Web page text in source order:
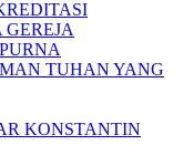
TUHAN YANG
KONSTANTIN